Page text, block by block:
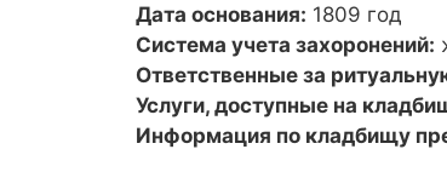
Дата основания: 1809 год
Система учета захоронений:
Ответственные за
Услуги, доступные на
Информация по кладбищу